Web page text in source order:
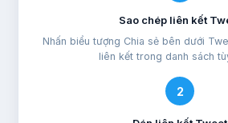
Sao chép liên kết
Nhấn biểu tượng Chia sẻ bên dưới
liên kết trong danh sách
2